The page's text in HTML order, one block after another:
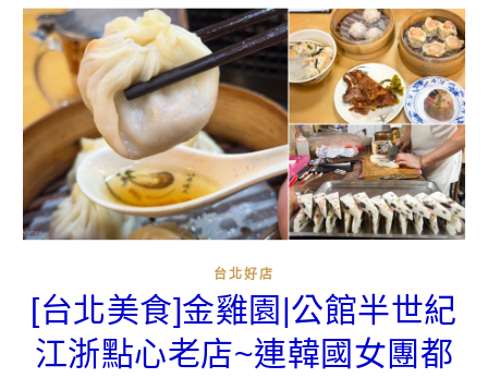
台北好店
[台北美食]金雞園|公館半世紀
江浙點心老店~連韓國女團都